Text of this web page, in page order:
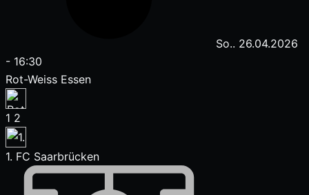
So.. 26.04.2026
- 16:30
Rot-Weiss Essen
1 2
1. FC Saarbrücken